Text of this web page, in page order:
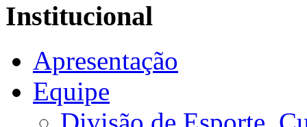
Institucional
Apresentação
Equipe